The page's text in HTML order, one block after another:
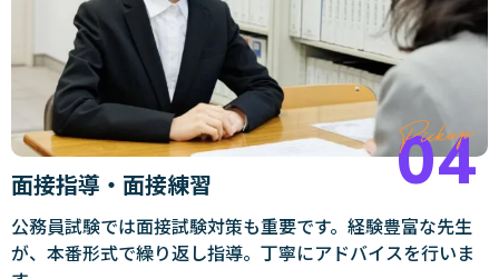
面接指導・面接練習
公務員試験では面接試験対策も重要です。経験豊富な先生
が、本番形式で繰り返し指導。丁寧にアドバイスを行いま